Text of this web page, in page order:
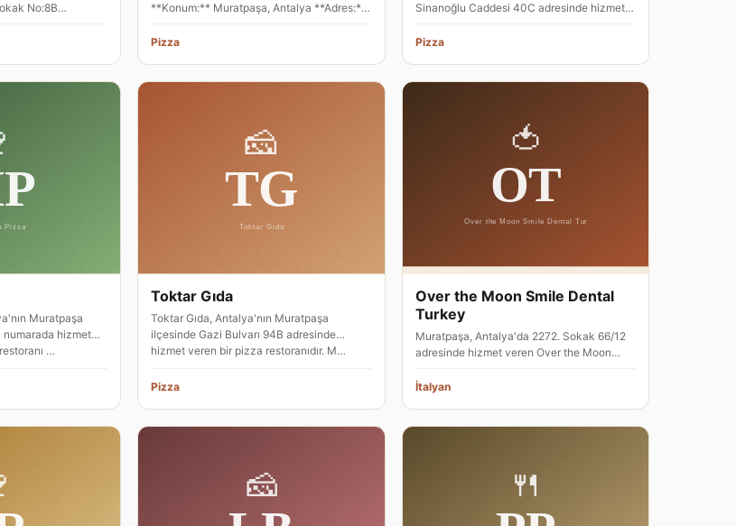
No:8B
Uçar Pizza, İtalyan
**Konum:** Muratpaşa, Antalya **Adres:**
Şarampol Caddesi No: …
Pizza
Sinanoğlu Caddesi 40C adresinde hizmet
veren bir pizza restoranıdır. Konum…
Pizza
Muratpaşa
hizmet
…
Toktar Gıda
Toktar Gıda, Antalya'nın Muratpaşa
ilçesinde Gazi Bulvarı 94B adresinde
hizmet veren bir pizza restoranıdır. M…
Pizza
Over the Moon Smile Dental
Turkey
Muratpaşa, Antalya'da 2272. Sokak 66/12
adresinde hizmet veren Over the Moon
Smile Dental Turkey, İtalyan mutf…
İtalyan